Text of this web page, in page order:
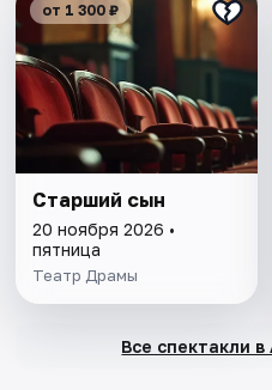
от 1 300 ₽
Старший сын
20 ноября 2026 •
пятница
Театр Драмы
Все спектакли в